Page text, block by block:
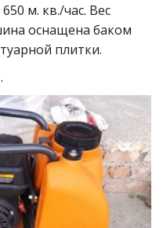
м. кв./час. Вес
оснащена баком
плитки.